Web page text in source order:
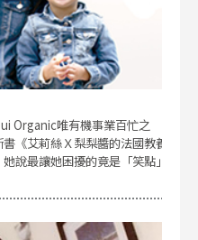
Organic唯有機事業百忙之
《艾莉絲Ｘ梨梨醬的法國教養
說最讓她困擾的竟是「笑點」